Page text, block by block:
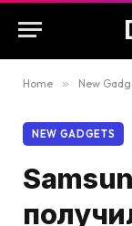
Home » New
NEW GADGETS